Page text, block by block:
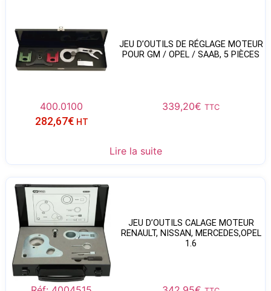
JEU D’OUTILS DE RÉGLAGE MOTEUR
POUR GM / OPEL / SAAB, 5 PIÈCES
400.0100 339,20€ TTC
282,67€ HT
Lire la suite
JEU D’OUTILS CALAGE MOTEUR
RENAULT, NISSAN, MERCEDES,OPEL
1.6